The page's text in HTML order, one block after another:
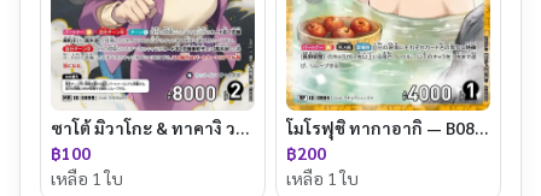
ซาโต้ มิวาโกะ & ทาคางิ วาตารุ — B08062
฿100
เหลือ 1 ใบ
โมโรฟุชิ ทากาอากิ — B08067P
฿200
เหลือ 1 ใบ